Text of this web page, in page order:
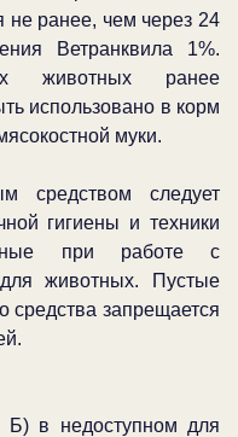
ранее, чем через 24
Ветранквила 1%.
животных ранее
использовано в корм
муки.
средством следует
гигиены и техники
при работе с
животных. Пустые
средства запрещается
Б) в недоступном для